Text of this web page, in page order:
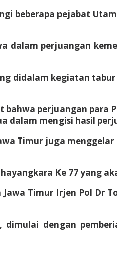
beberapa pejabat
dalam perjuangan
didalam kegiatan
perjuangan
mengisi hasil
Timur juga
Ke 77 yang
Timur Irjen Pol
dengan